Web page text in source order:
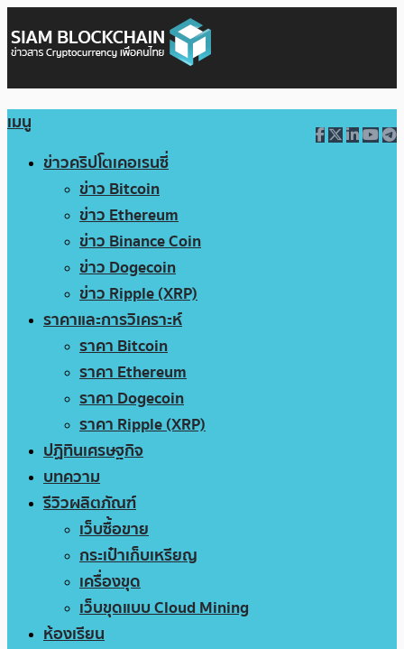
เมนู
ข่าวคริปโตเคอเรนซี่
ข่าว Bitcoin
ข่าว Ethereum
ข่าว Binance Coin
ข่าว Dogecoin
ข่าว Ripple (XRP)
ราคาและการวิเคราะห์
ราคา Bitcoin
ราคา Ethereum
ราคา Dogecoin
ราคา Ripple (XRP)
ปฏิทินเศรษฐกิจ
บทความ
รีวิวผลิตภัณฑ์
เว็บซื้อขาย
กระเป๋าเก็บเหรียญ
เครื่องขุด
เว็บขุดแบบ Cloud Mining
ห้องเรียน